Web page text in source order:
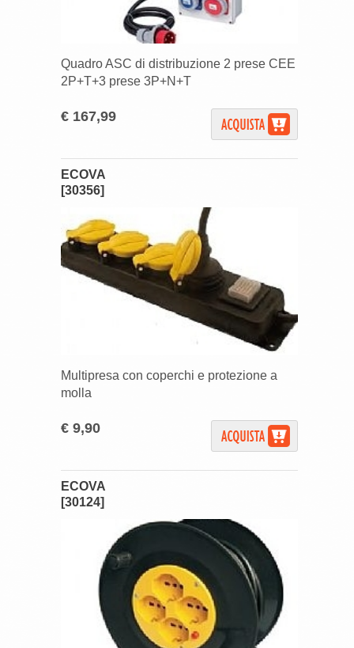
Quadro ASC di distribuzione 2 prese CEE
2P+T+3 prese 3P+N+T
€ 167,99
ECOVA
[30356]
Multipresa con coperchi e protezione a
molla
€ 9,90
ECOVA
[30124]